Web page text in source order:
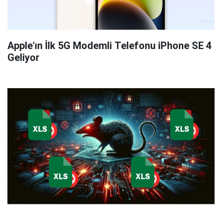
Apple'ın İlk 5G Modemli Telefonu iPhone SE 4
Geliyor